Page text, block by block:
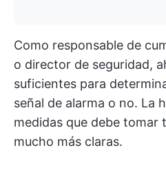
Como responsable de
o director de seguridad,
suficientes para
señal de alarma o no. La
medidas que debe tomar
mucho más claras.